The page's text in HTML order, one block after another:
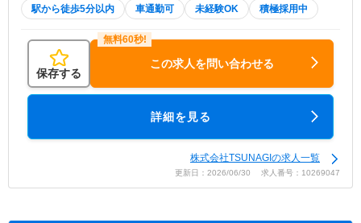
駅から徒歩5分以内 車通勤可 未経験OK 積極採用中
保存する
この求人を問い合わせる
詳細を見る
株式会社TSUNAGIの求人一覧
更新日：2026/06/30 求人番号：10269047